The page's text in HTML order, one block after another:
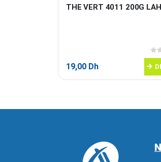
THE VERT 4011 200G
0
19,00 Dh